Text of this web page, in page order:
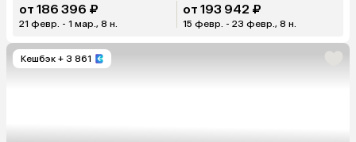
от 186 396 ₽
21 февр. - 1 мар., 8 н.
от 193 942 ₽
15 февр. - 23 февр., 8 н.
Кешбэк + 3 861